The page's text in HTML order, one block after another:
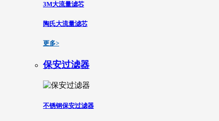
3M大流量滤芯
陶氏大流量滤芯
更多>
保安过滤器
不锈钢保安过滤器